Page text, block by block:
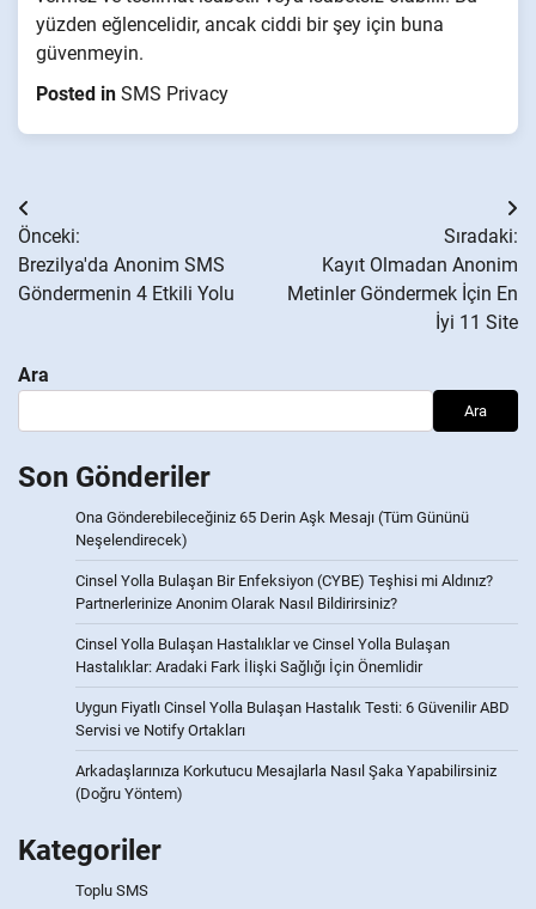
yüzden eğlencelidir, ancak ciddi bir şey için buna
güvenmeyin.
Posted in SMS Privacy
Yazı
gezinmesi
Önceki:
Brezilya'da Anonim SMS
Göndermenin 4 Etkili Yolu
Sıradaki:
Kayıt Olmadan Anonim
Metinler Göndermek İçin En
İyi 11 Site
Ara
Ara
Son Gönderiler
Ona Gönderebileceğiniz 65 Derin Aşk Mesajı (Tüm Gününü
Neşelendirecek)
Cinsel Yolla Bulaşan Bir Enfeksiyon (CYBE) Teşhisi mi Aldınız?
Partnerlerinize Anonim Olarak Nasıl Bildirirsiniz?
Cinsel Yolla Bulaşan Hastalıklar ve Cinsel Yolla Bulaşan
Hastalıklar: Aradaki Fark İlişki Sağlığı İçin Önemlidir
Uygun Fiyatlı Cinsel Yolla Bulaşan Hastalık Testi: 6 Güvenilir ABD
Servisi ve Notify Ortakları
Arkadaşlarınıza Korkutucu Mesajlarla Nasıl Şaka Yapabilirsiniz
(Doğru Yöntem)
Kategoriler
Toplu SMS